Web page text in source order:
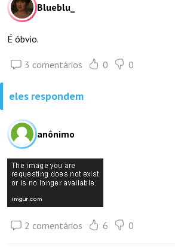
Blueblu_
É óbvio.
3 comentários 0 0
eles respondem
anônimo
2 comentários 6 0